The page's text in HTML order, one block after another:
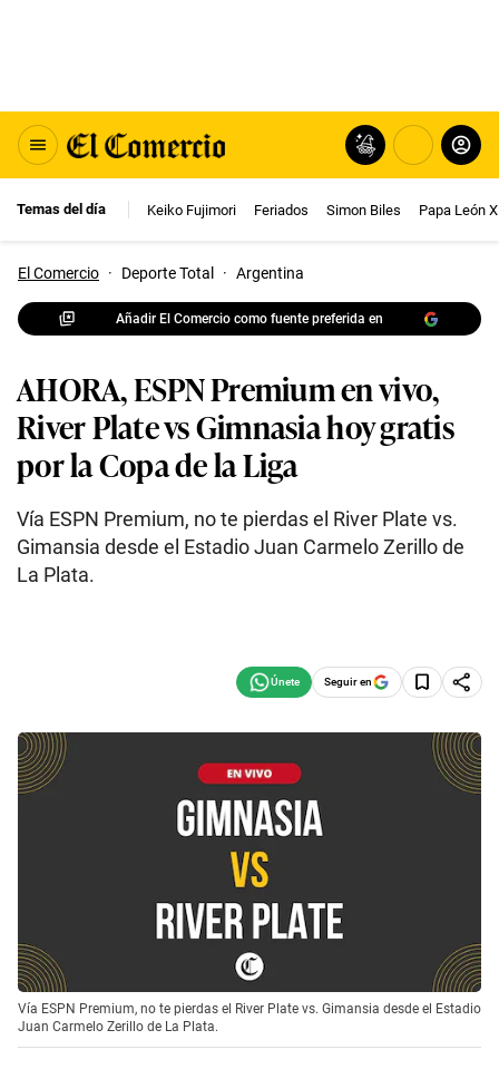
Temas del día Keiko Fujimori Feriados Simon Biles Papa León
El Comercio · Deporte Total · Argentina
Añadir El Comercio como fuente preferida en
AHORA, ESPN Premium en vivo,
River Plate vs Gimnasia hoy gratis
por la Copa de la Liga
Vía ESPN Premium, no te pierdas el River Plate vs.
Gimansia desde el Estadio Juan Carmelo Zerillo de
La Plata.
Seguir en
Vía ESPN Premium, no te pierdas el River Plate vs. Gimansia desde el Estadio
Juan Carmelo Zerillo de La Plata.